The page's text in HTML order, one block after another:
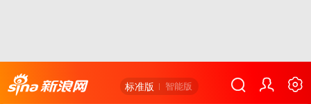
标准版 智能版